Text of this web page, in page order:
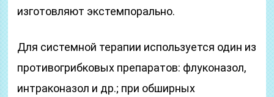
изготовляют экстемпорально.
Для системной терапии используется один из
противогрибковых препаратов: флуконазол,
интраконазол и др.; при обширных